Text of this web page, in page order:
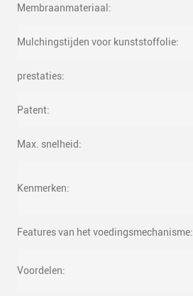
Membraanmateriaal:
Mulchingstijden voor kunststoffolie:
prestaties:
Patent:
Max. snelheid:
Kenmerken:
Features van het voedingsmechanisme:
Voordelen: